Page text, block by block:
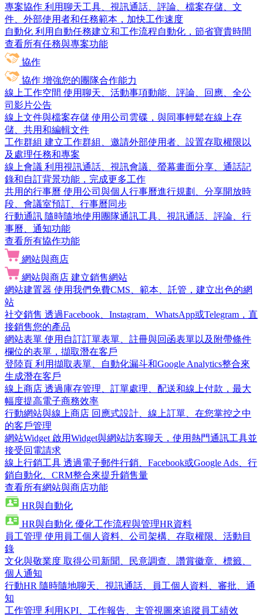
專案協作 利用聊天工具、視訊通話、評論、檔案存儲、文
件、外部使用者和任務範本，加快工作速度
自動化 利用自動任務建立和工作流程自動化，節省寶貴時間
查看所有任務與專案功能
協作
協作 增強您的團隊合作能力
線上工作空間 使用聊天、活動事項動能、評論、回應、全公
司影片公告
線上文件與檔案存儲 使用公司雲碟，與同事輕鬆在線上存
儲、共用和編輯文件
工作群組 建立工作群組、邀請外部使用者、設置存取權限以
及處理任務和專案
線上會議 利用視訊通話、視訊會議、螢幕畫面分享、通話記
錄和自訂背景功能，完成更多工作
共用的行事曆 使用公司與個人行事曆進行規劃、分享開放時
段、會議室預訂、行事曆同步
行動通訊 隨時隨地使用團隊通訊工具、視訊通話、評論、行
事曆、通知功能
查看所有協作功能
網站與商店
網站與商店 建立銷售網站
網站建置器 使用我們免費CMS、範本、託管，建立出色的網
站
社交銷售 透過Facebook、Instagram、WhatsApp或Telegram，直
接銷售您的產品
網站表單 使用自訂訂單表單、註冊與回函表單以及附帶條件
欄位的表單，擷取潛在客戶
登陸頁 利用擷取表單、自動化漏斗和Google Analytics整合來
生成潛在客戶
線上商店 透過庫存管理、訂單處理、配送和線上付款，最大
幅度提高電子商務效率
行動網站與線上商店 回應式設計、線上訂單、在您掌控之中
的客戶管理
網站Widget 啟用Widget與網站訪客聊天，使用熱門通訊工具並
接受回電請求
線上行銷工具 透過電子郵件行銷、Facebook或Google Ads、行
銷自動化、CRM整合來提升銷售量
查看所有網站與商店功能
HR與自動化
HR與自動化 優化工作流程與管理HR資料
員工管理 使用員工個人資料、公司架構、存取權限、活動目
錄
文化與敬業度 取得公司新聞、民意調查、讚賞徽章、標籤、
個人通知
行動HR 隨時隨地聊天、視訊通話、員工個人資料、審批、通
知
工作管理 利用KPI、工作報告、主管視圖來追蹤員工績效